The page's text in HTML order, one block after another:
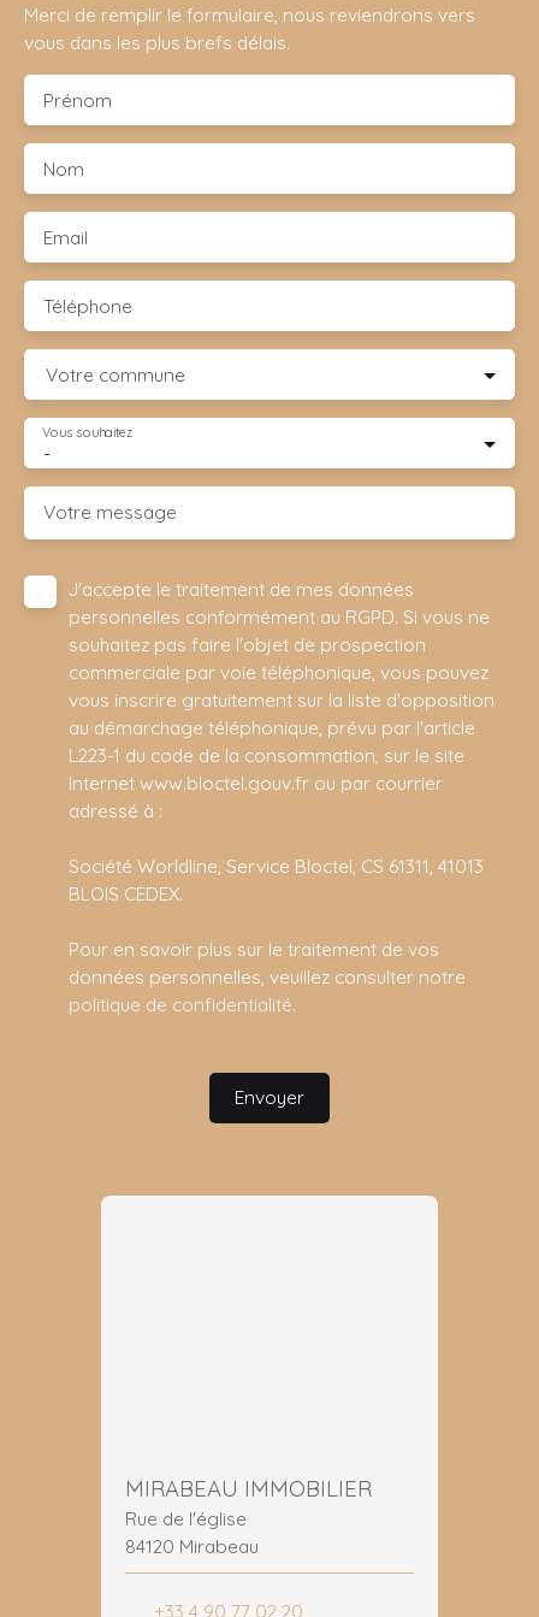
Merci de remplir le formulaire, nous reviendrons vers
vous dans les plus brefs délais.
Prénom
Nom
Email
Téléphone
Votre commune
-
Vous souhaitez
Votre message
J'accepte le traitement de mes données
personnelles conformément au RGPD. Si vous ne
souhaitez pas faire l'objet de prospection
commerciale par voie téléphonique, vous pouvez
vous inscrire gratuitement sur la liste d'opposition
au démarchage téléphonique, prévu par l'article
L223-1 du code de la consommation, sur le site
Internet www.bloctel.gouv.fr ou par courrier
adressé à :
Société Worldline, Service Bloctel, CS 61311, 41013
BLOIS CEDEX.
Pour en savoir plus sur le traitement de vos
données personnelles, veuillez consulter notre
politique de confidentialité.
Envoyer
MIRABEAU IMMOBILIER
Rue de l'église
84120 Mirabeau
+33 4 90 77 02 20